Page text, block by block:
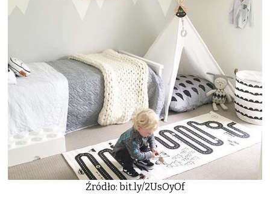
Źródło: bit.ly/2UsOyOf